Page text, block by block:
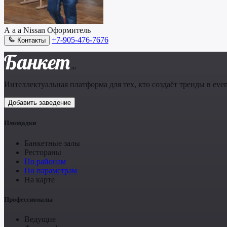
А а а Nissan Оформитель
Контакты +7-905-476-7676
Банкет .ru
Интеллектуальная платформа для тех, кто создаёт тренды в
Добавить заведение
Площадки
Банкетные залы
Рестораны
По районам
По параметрам
На карте
Профессионалы
Ведущие